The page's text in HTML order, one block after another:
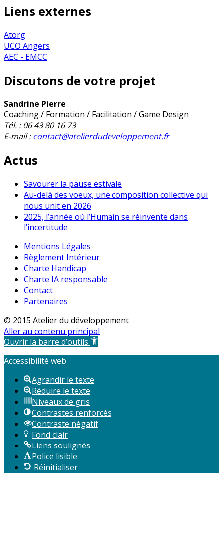
Liens externes
Atorg
UCO Angers
AEC - EMCC
Discutons de votre projet
Sandrine Pierre
Coaching / Formation / Facilitation / Game Design
Tél. : 06 43 80 16 73
E-mail :contact@atelierdudeveloppement.fr
Actus
Savourer la pause estivale
Au-delà des voeux, une composition collective qui
nous unit en 2026
2025, l’année où l’Humain se réinvente dans
l’incertitude
Mentions Légales
Règlement Intérieur
Charte Handicap
Charte IA responsable
Contact
Partenaires
© 2015 Atelier du développement
Aller au contenu principal
Ouvrir la barre d’outils
Accessibilité web
Agrandir le texte
Réduire le texte
Niveaux de gris
Contrastes renforcés
Contraste négatif
Fond clair
Liens soulignés
Police lisible
Réinitialiser